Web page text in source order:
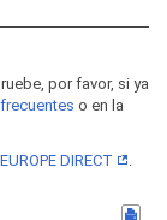
por favor, si ya
o en la
EUROPE DIRECT .